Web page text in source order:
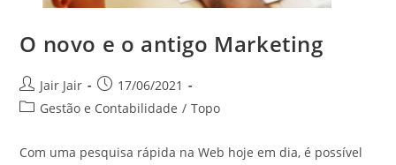
O novo e o antigo Marketing
Jair Jair
17/06/2021
Gestão e Contabilidade / Topo
Com uma pesquisa rápida na Web hoje em dia, é possível